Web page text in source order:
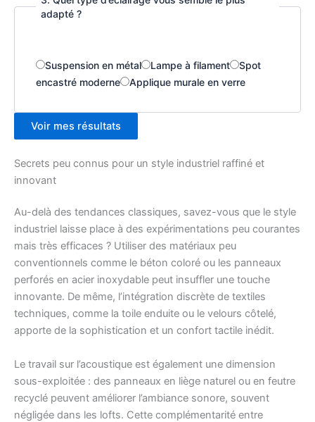
adapté ?
Suspension en métal Lampe à filament
Spot
encastré moderne
Applique murale en verre
Voir mes résultats
Secrets peu connus pour un style industriel raffiné et
innovant
Au-delà des tendances classiques, savez-vous que le style
industriel laisse place à des expérimentations peu courantes
mais très efficaces ? Utiliser des matériaux peu
conventionnels comme le béton coloré ou les panneaux
perforés en acier inoxydable peut insuffler une touche
innovante. De même, l’intégration discrète de textiles
techniques, comme la toile enduite ou le velours côtelé,
apporte de la sophistication et un confort tactile inédit.
Le travail sur l’acoustique est également une dimension
sous-exploitée : des panneaux en liège naturel ou en feutre
recyclé peuvent améliorer l’ambiance sonore, souvent
négligée dans les lofts. Cette complémentarité entre